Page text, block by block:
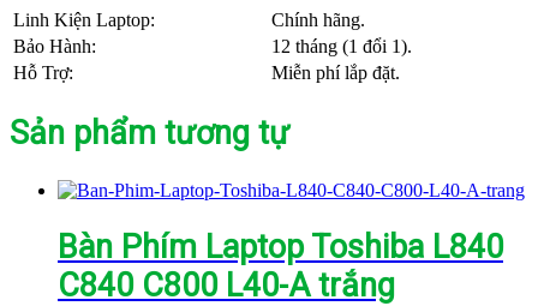
Linh Kiện Laptop:
Chính hãng.
Bảo Hành:
12 tháng (1 đổi 1).
Hỗ Trợ:
Miễn phí lắp đặt.
Sản phẩm tương tự
Bàn Phím Laptop Toshiba L840
C840 C800 L40-A trắng